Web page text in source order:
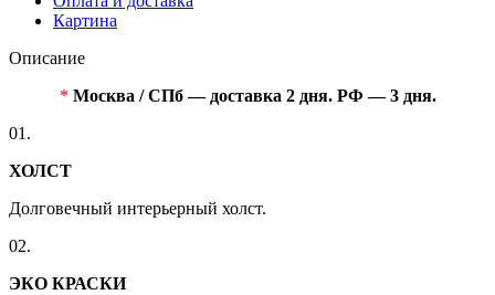
Картина
Описание
* Москва / СПб — доставка 2 дня. РФ — 3 дня.
01.
ХОЛСТ
Долговечный интерьерный холст.
02.
ЭКО КРАСКИ